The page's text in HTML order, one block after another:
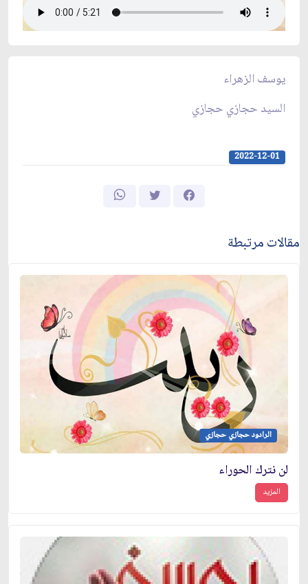
يوسف الزهراء
السيد حجازي حجازي
2022-12-01
مقالات مرتبطة
الرادود حجازي حجازي
لن نترك الحوراء
المزيد